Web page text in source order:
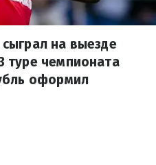
на выезде
туре чемпионата
оформил